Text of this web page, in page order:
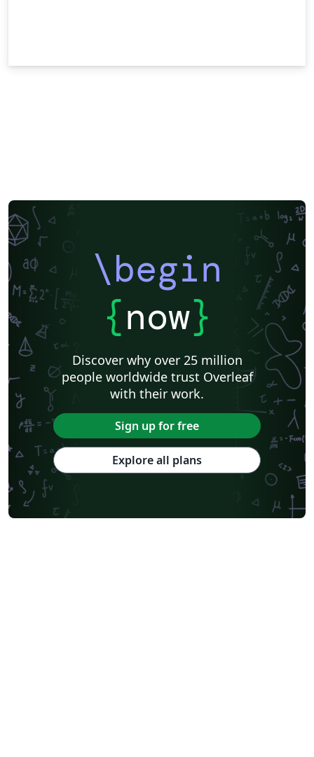
\begin
{now}
Discover why over 25 million
people worldwide trust Overleaf
with their work.
Sign up for free
Explore all plans